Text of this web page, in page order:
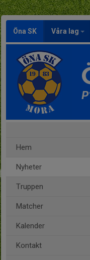
Öna SK Våra lag
Hem
Nyheter
Truppen
Matcher
Kalender
Kontakt